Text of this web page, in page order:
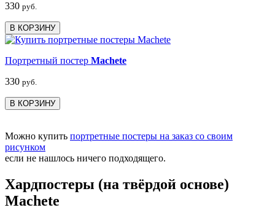
330 руб.
В КОРЗИНУ
Портретный постер Machete
330 руб.
В КОРЗИНУ
Можно купить портретные постеры на заказ со своим
рисунком
если не нашлось ничего подходящего.
Хардпостеры (на твёрдой основе)
Machete